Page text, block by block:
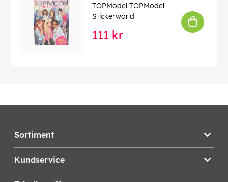
TOPModel TOPModel
Stickerworld
111 kr
Sortiment
Kundservice